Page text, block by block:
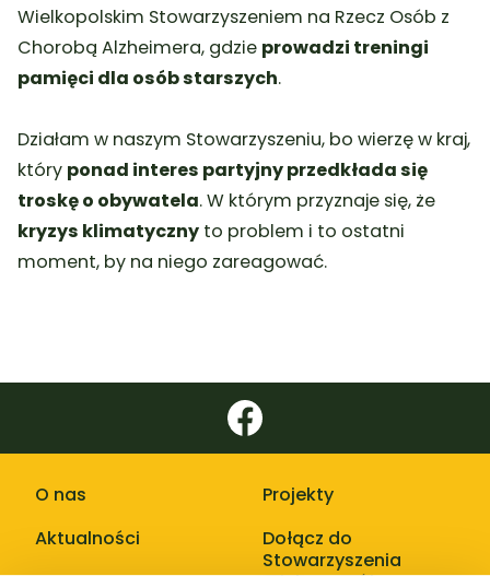
Wielkopolskim Stowarzyszeniem na Rzecz Osób z
Chorobą Alzheimera, gdzie prowadzi treningi
pamięci dla osób starszych.
Działam w naszym Stowarzyszeniu, bo wierzę w kraj,
który ponad interes partyjny przedkłada się
troskę o obywatela. W którym przyznaje się, że
kryzys klimatyczny to problem i to ostatni
moment, by na niego zareagować.
O nas
Aktualności
Projekty
Dołącz do
Stowarzyszenia